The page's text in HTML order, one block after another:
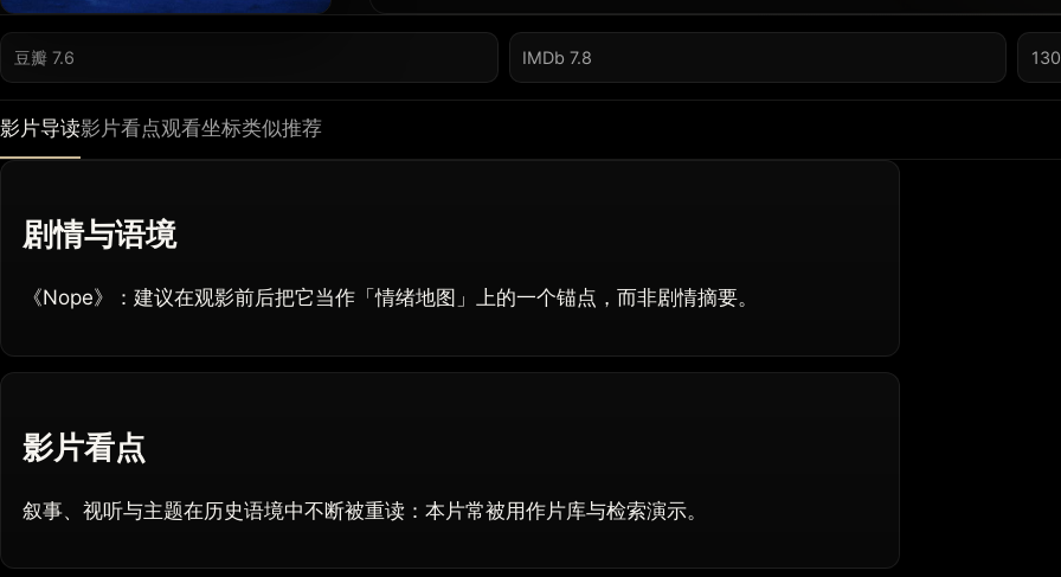
豆瓣 7.6 IMDb 7.8
影片导读影片看点观看坐标类似推荐
剧情与语境
《Nope》：建议在观影前后把它当作「情绪地图」上的一个锚点，而非剧情摘要。
影片看点
叙事、视听与主题在历史语境中不断被重读：本片常被用作片库与检索演示。